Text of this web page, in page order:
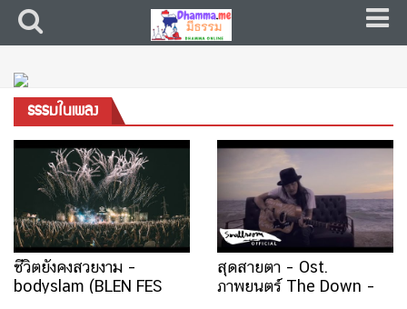
ธรรมในเพลง
ชีวิตยังคงสวยงาม –
bodyslam (BLEN FES
สุดสายตา – Ost.
ภาพยนตร์ The Down –